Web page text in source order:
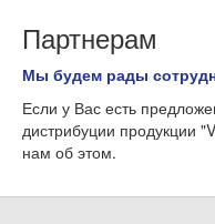
Партнерам
Мы будем рады
Если у Вас есть
дистрибуции продукции
нам об этом.